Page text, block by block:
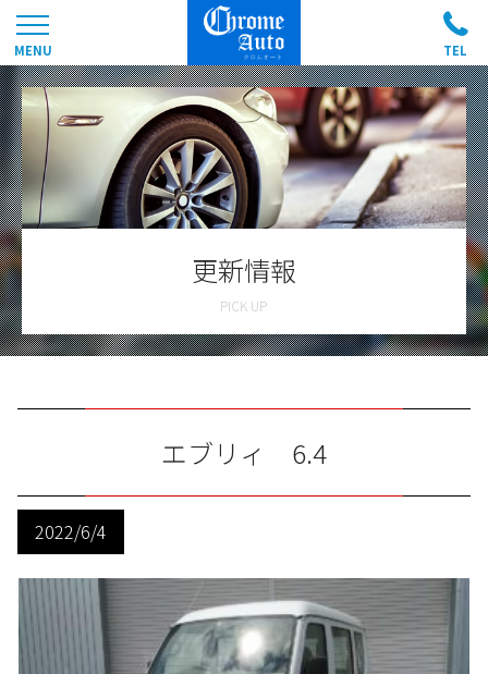
更新情報
エブリィ 6.4
2022/6/4